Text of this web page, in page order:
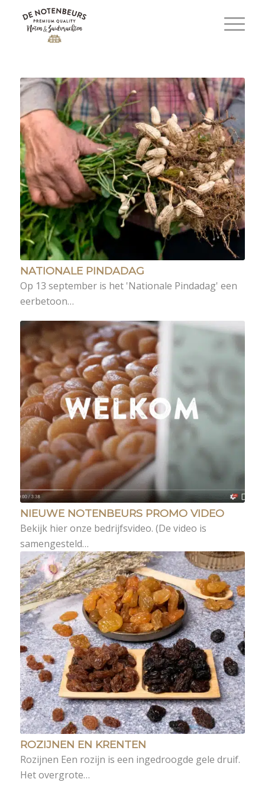
NATIONALE PINDADAG
Op 13 september is het 'Nationale Pindadag' een
eerbetoon…
NIEUWE NOTENBEURS PROMO VIDEO
Bekijk hier onze bedrijfsvideo. (De video is
samengesteld…
ROZIJNEN EN KRENTEN
Rozijnen Een rozijn is een ingedroogde gele druif.
Het overgrote…